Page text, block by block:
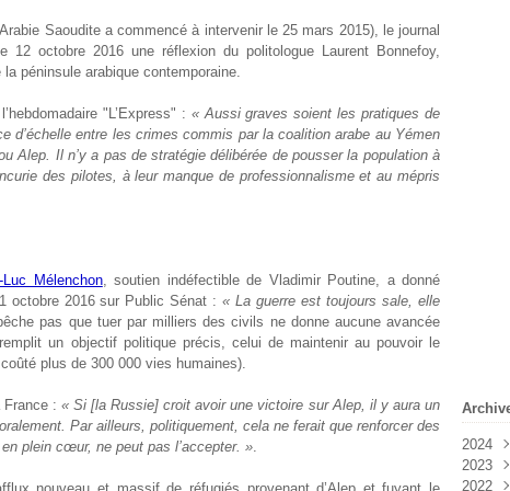
Saoudite a commencé à intervenir le 25 mars 2015), le journal
12 octobre 2016 une réflexion du politologue Laurent Bonnefoy,
péninsule arabique contemporaine.
"L’Express" : « Aussi graves soient les pratiques de
d’échelle entre les crimes commis par la coalition arabe au Yémen
Alep. Il n’y a pas de stratégie délibérée de pousser la population à
des pilotes, à leur manque de professionnalisme et au mépris
Luc Mélenchon, soutien indéfectible de Vladimir Poutine, a donné
octobre 2016 sur Public Sénat :« La guerre est toujours sale, elle
pas que tuer par milliers des civils ne donne aucune avancée
un objectif politique précis, celui de maintenir au pouvoir le
plus de 300 000 vies humaines).
: « Si [la Russie] croit avoir une victoire sur Alep, il y aura un
Par ailleurs, politiquement, cela ne ferait que renforcer des
plein cœur, ne peut pas l’accepter. ».
2024
2023
2022